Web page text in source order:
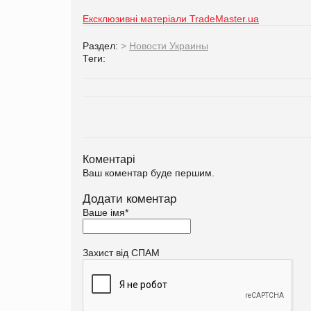
Ексклюзивні матеріали TradeMaster.ua
Раздел: > Новости Украины
Теги:
Коментарі
Ваш коментар буде першим.
Додати коментар
Ваше імя*
Захист від СПАМ